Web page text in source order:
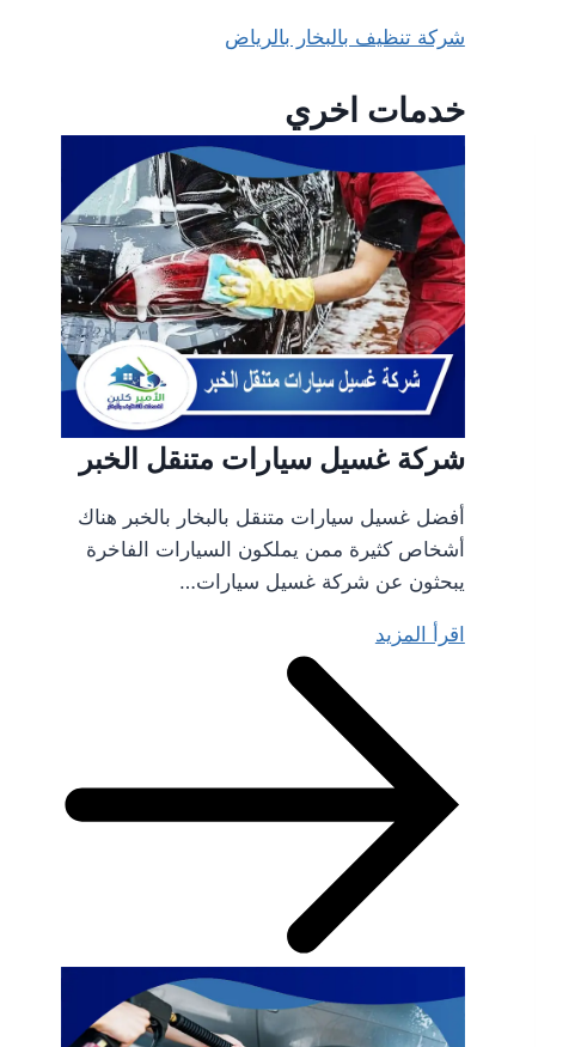
شركة تنظيف بالبخار بالرياض
خدمات اخري
شركة غسيل سيارات متنقل الخبر
أفضل غسيل سيارات متنقل بالبخار بالخبر هناك
أشخاص كثيرة ممن يملكون السيارات الفاخرة
يبحثون عن شركة غسيل سيارات…
اقرأ المزيد